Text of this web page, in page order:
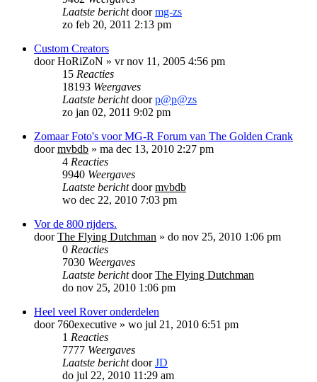
Laatste berichtdoormg-zs
zo feb 20, 2011 2:13 pm
Custom Creators
doorHoRiZoN » vr nov 11, 2005 4:56 pm
15 Reacties
18193 Weergaves
Laatste berichtdoorp@p@zs
zo jan 02, 2011 9:02 pm
Zomaar Foto's voor MG-R Forum van The Golden Crank
doormvbdb » ma dec 13, 2010 2:27 pm
4 Reacties
9940 Weergaves
Laatste berichtdoormvbdb
wo dec 22, 2010 7:03 pm
Vor de 800 rijders.
doorThe Flying Dutchman » do nov 25, 2010 1:06 pm
0 Reacties
7030 Weergaves
Laatste berichtdoorThe Flying Dutchman
do nov 25, 2010 1:06 pm
Heel veel Rover onderdelen
door 760executive » wo jul 21, 2010 6:51 pm
1 Reacties
7777 Weergaves
Laatste berichtdoorJD
do jul 22, 2010 11:29 am